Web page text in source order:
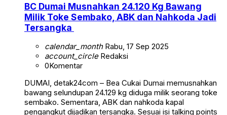
BC Dumai Musnahkan 24.120 Kg Bawang
Milik Toke Sembako, ABK dan Nahkoda Jadi
Tersangka
calendar_monthRabu, 17 Sep 2025
account_circleRedaksi
0Komentar
DUMAI, detak24com – Bea Cukai Dumai memusnahkan
bawang selundupan 24.129 kg diduga milik seorang toke
sembako. Sementara, ABK dan nahkoda kapal
pengangkut dijadikan tersangka. Sesuai isi talking points